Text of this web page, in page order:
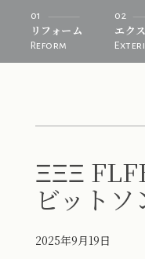
01
リフォーム
Reform
02
エク
ΞΞΞ
ビット
2025年9月19日